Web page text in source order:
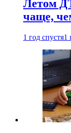
Летом
чаще,
1 год спустя1